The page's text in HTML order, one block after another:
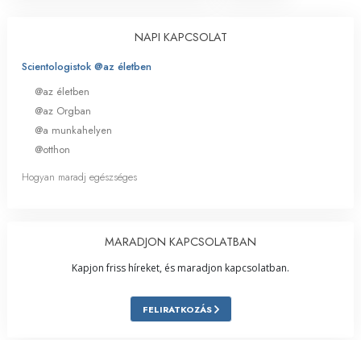
NAPI KAPCSOLAT
Scientologistok @az életben
@az életben
@az Orgban
@a munkahelyen
@otthon
Hogyan maradj egészséges
MARADJON KAPCSOLATBAN
Kapjon friss híreket, és maradjon kapcsolatban.
FELIRATKOZÁS